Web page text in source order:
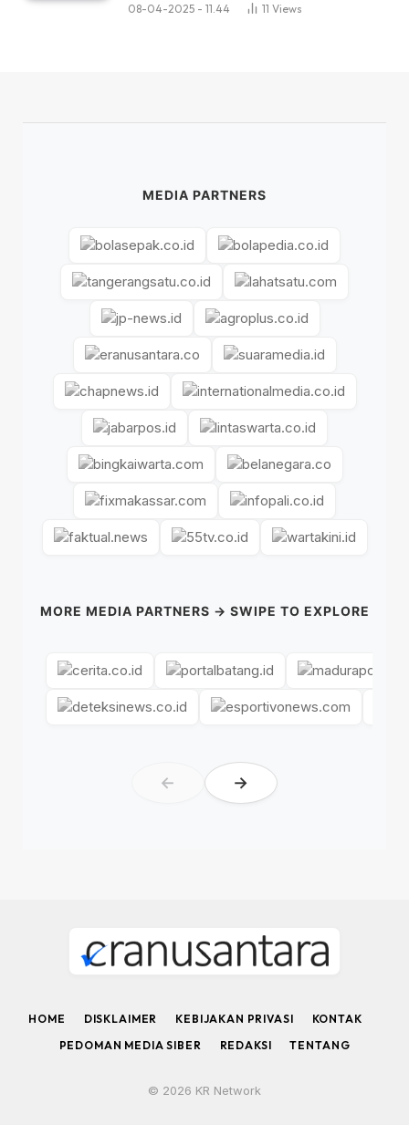
08-04-2025 - 11.44 11 Views
MEDIA PARTNERS
MORE MEDIA PARTNERS → SWIPE TO EXPLORE
← →
HOME DISKLAIMER KEBIJAKAN PRIVASI
KONTAK
PEDOMAN MEDIA SIBER
REDAKSI TENTANG
© 2026 KR Network